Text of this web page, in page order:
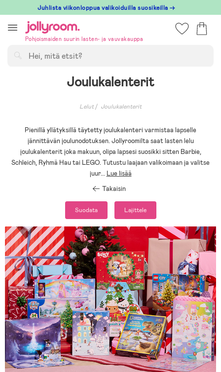
till
innehållet
Juhlista viikonloppua valikoiduilla suosikeilla →
Pohjoismaiden suurin lasten- ja vauvakauppa
Joulukalenterit
Lelut Joulukalenterit
Pienillä yllätyksillä täytetty joulukalenteri varmistaa lapselle
jännittävän joulunodotuksen. Jollyroomilta saat lasten lelu
joulukalenterit joka makuun, olipa lapsesi suosikki sitten Barbie,
Schleich, Ryhmä Hau tai LEGO. Tutustu laajaan valikoimaan ja valitse
juur... Lue lisää
Takaisin
Suodata Lajittele